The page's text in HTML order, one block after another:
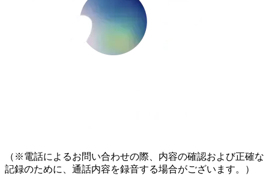
（※電話によるお問い合わせの際、内容の確認および正確な
記録のために、通話内容を録音する場合がございます。）